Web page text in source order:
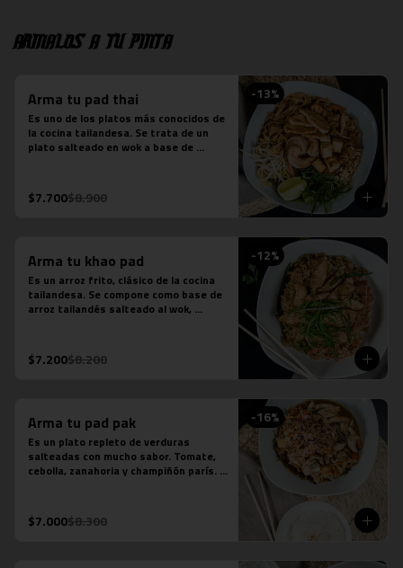
Armalos a tu pinta
-13%
Arma tu pad thai
Es uno de los platos más conocidos de
la cocina tailandesa. Se trata de un
plato salteado en wok a base de
cebolla, maní, cebollín, cilantro, diente
de dragón y limón sutil. Se acompaña
$7.700$8.900
-12%
Arma tu khao pad
Es un arroz frito, clásico de la cocina
tailandesa. Se compone como base de
arroz tailandés salteado al wok,
salsa tamarindo.
$7.200$8.200
-16%
Arma tu pad pak
Es un plato repleto de verduras
salteadas con mucho sabor. Tomate,
cebolla, zanahoria y champiñón parís.
de pescado.
$7.000$8.300